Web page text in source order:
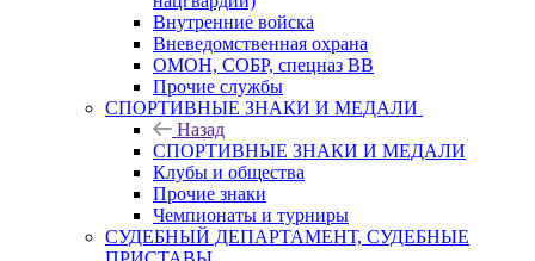
Внутренние войска
Вневедомственная охрана
ОМОН, СОБР, спецназ ВВ
Прочие службы
СПОРТИВНЫЕ ЗНАКИ И МЕДАЛИ
Назад
СПОРТИВНЫЕ ЗНАКИ И МЕДАЛИ
Клубы и общества
Прочие знаки
Чемпионаты и турниры
СУДЕБНЫЙ ДЕПАРТАМЕНТ, СУДЕБНЫЕ